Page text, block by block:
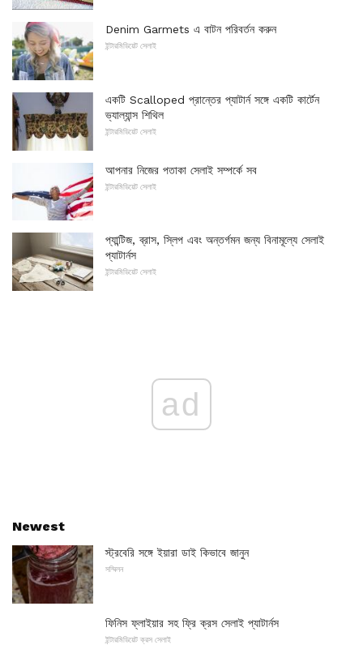
Denim Garmets এ বাটন পরিবর্তন করুন
ইন্টারমিডিয়েট সেলাই
একটি Scalloped প্রান্তের প্যাটার্ন সঙ্গে একটি কার্টেন
ভ্যাল্যান্স শিথিল
ইন্টারমিডিয়েট সেলাই
আপনার নিজের পতাকা সেলাই সম্পর্কে সব
ইন্টারমিডিয়েট সেলাই
প্যান্টিজ, ব্রাস, স্লিপ এবং অন্তর্গমন জন্য বিনামূল্যে সেলাই
প্যাটার্নস
ইন্টারমিডিয়েট সেলাই
ad
Newest
স্ট্রবেরি সঙ্গে ইয়ারা ডাই কিভাবে জানুন
সম্মিলন
ফিনিস ফ্লাইয়ার সহ ফ্রি ক্রস সেলাই প্যাটার্নস
ইন্টারমিডিয়েট ক্রস সেলাই